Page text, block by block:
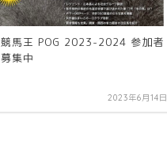
競馬王 POG 2023-2024 参加者
募集中
2023年6月14日